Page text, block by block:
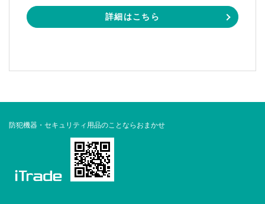
詳細はこちら
防犯機器・セキュリティ用品のことならおまかせ